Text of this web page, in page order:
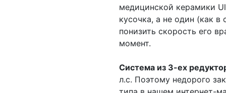
медицинской керамики
кусочка, а не один (как
понизить скорость его
момент.
Система из 3-ех
л.с. Поэтому недорого